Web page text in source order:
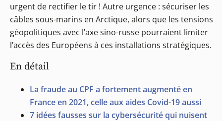
urgent de rectifier le tir ! Autre urgence : sécuriser les
câbles sous-marins en Arctique, alors que les tensions
géopolitiques avec l’axe sino-russe pourraient limiter
l’accès des Européens à ces installations stratégiques.
En détail
La fraude au CPF a fortement augmenté en
France en 2021, celle aux aides Covid-19 aussi
7 idées fausses sur la cybersécurité qui nuisent